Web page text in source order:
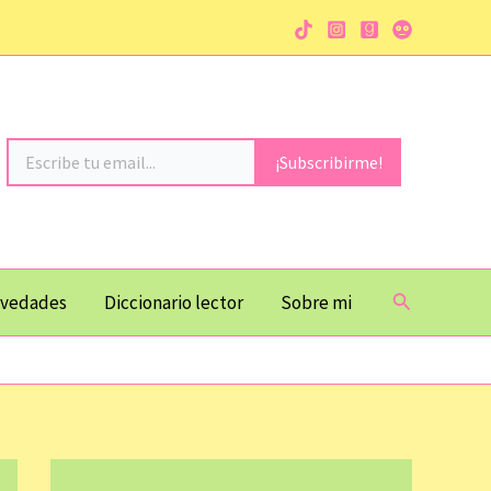
Escribe tu email...
¡Subscribirme!
Diccionario lector Sobre mi Buscar